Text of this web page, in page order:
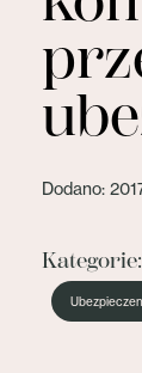
Dodano:
Kategorie: